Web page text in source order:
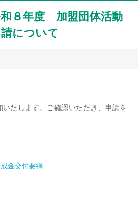
和８年度 加盟団体活動
について
たします。ご確認いただき、申請を
金交付要綱